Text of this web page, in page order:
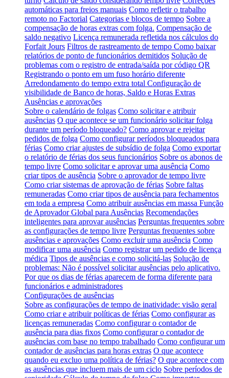
automáticas para freios manuais Como refletir o trabalho
remoto no Factorial Categorias e blocos de tempo Sobre a
compensação de horas extras com folga. Compensação de
saldo negativo Licença remunerada refletida nos cálculos do
Forfait Jours Filtros de rastreamento de tempo Como baixar
relatórios de ponto de funcionários demitidos Solução de
problemas com o registro de entrada/saída por código QR
Registrando o ponto em um fuso horário diferente
Arredondamento do tempo extra total Configuração de
visibilidade de Banco de horas, Saldo e Horas Extras
Ausências e aprovações
Sobre o calendário de folgas Como solicitar e atribuir
ausências O que acontece se um funcionário solicitar folga
durante um período bloqueado? Como aprovar e rejeitar
pedidos de folga Como configurar períodos bloqueados para
férias Como criar ajustes de subsídio de folga Como exportar
o relatório de férias dos seus funcionários Sobre os abonos de
tempo livre Como solicitar e aprovar uma ausência Como
criar tipos de ausência Sobre o aprovador de tempo livre
Como criar sistemas de aprovação de férias Sobre faltas
remuneradas Como criar tipos de ausência para fechamentos
em toda a empresa Como atribuir ausências em massa Função
de Aprovador Global para Ausências Recomendações
inteligentes para aprovar ausências Perguntas frequentes sobre
as configurações de tempo livre Perguntas frequentes sobre
ausências e aprovações Como excluir uma ausência Como
modificar uma ausência Como registrar um pedido de licença
médica Tipos de ausências e como solicitá-las Solução de
problemas: Não é possível solicitar ausências pelo aplicativo.
Por que os dias de férias aparecem de forma diferente para
funcionários e administradores
Configurações de ausências
Sobre as configurações de tempo de inatividade: visão geral
Como criar e atribuir políticas de férias Como configurar as
licenças remuneradas Como configurar o contador de
ausência para dias fixos Como configurar o contador de
ausências com base no tempo trabalhado Como configurar um
contador de ausências para horas extras O que acontece
quando eu excluo uma política de férias? O que acontece com
as ausências que incluem mais de um ciclo Sobre períodos de